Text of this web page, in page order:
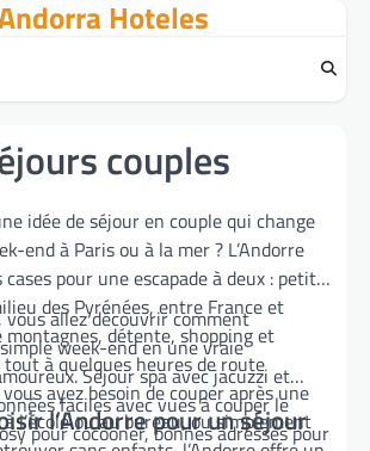
Hoteles
couples
idée de séjour en couple qui change
end à Paris ou à la mer ? L’Andorre
pour une escapade à deux : petit
des Pyrénées, entre France et
montagnes, détente, shopping et
à quelques heures de route
ayez besoin de couper après une
l’école ou au bureau, ou simplement
vous allez découvrir comment
week-end en une vraie
Séjour spa avec jacuzzi et
faciles avec vues à couper le
pour cocooner, bonnes adresses pour
l’Andorre pour un séjour